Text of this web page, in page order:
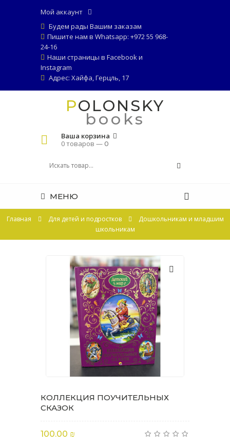
Мой аккаунт
Будем рады Вашим заказам
Пишите нам в Whatsapp: +972 55 968-
24-16
Наши страницы в Facebookи
Instagram
Адрес: Хайфа, Герцль, 17
POLONSKY
books
Ваша корзина
0 товаров —0
МЕНЮ
Главная Для детей и подростков
Дошкольникам и младшим
школьникам
КОЛЛЕКЦИЯ ПОУЧИТЕЛЬНЫХ
СКАЗОК
100.00 ₪